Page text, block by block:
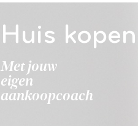
Huis kopen
Met jouw
eigen
aankoopcoach